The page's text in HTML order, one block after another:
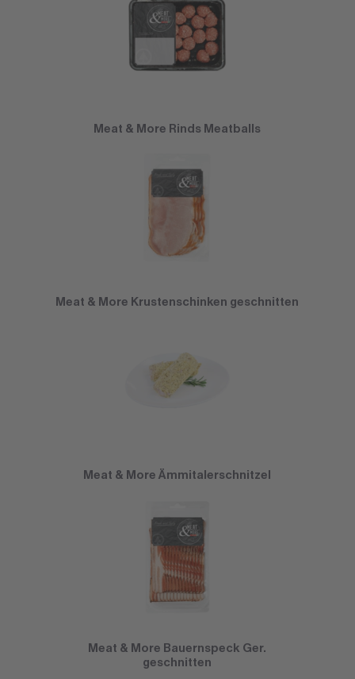
Meat & More Rinds Meatballs
Meat & More Krustenschinken geschnitten
Meat & More Ämmitalerschnitzel
Meat & More Bauernspeck Ger.
geschnitten